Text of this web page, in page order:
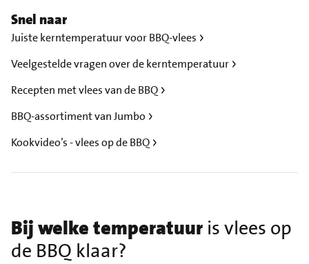
Snel naar
Juiste kerntemperatuur voor BBQ-vlees
Veelgestelde vragen over de kerntemperatuur
Recepten met vlees van de BBQ
BBQ-assortiment van Jumbo
Kookvideo’s - vlees op de BBQ
Bij welke temperatuur is vlees op
de BBQ klaar?